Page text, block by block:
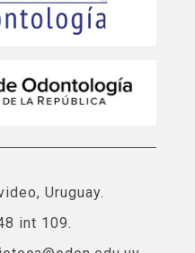
Uruguay.
int 109.